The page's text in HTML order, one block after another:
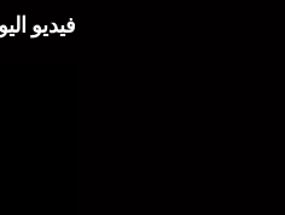
فيديو